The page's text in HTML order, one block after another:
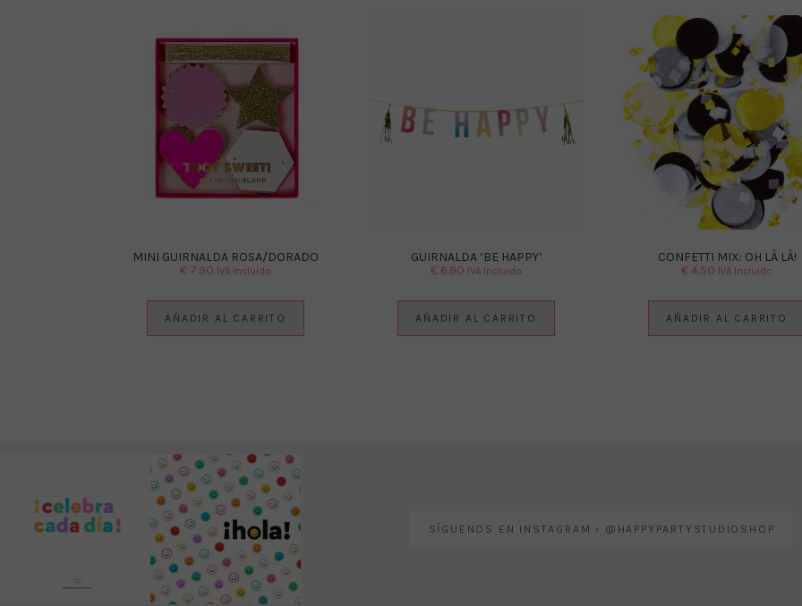
MINI GUIRNALDA ROSA/DORADO
€ 7.90 IVA Incluido
AÑADIR AL CARRITO
GUIRNALDA ‘BE HAPPY’
€ 6.90 IVA Incluido
AÑADIR AL CARRITO
CONFETTI MIX: OH LÀ LÀ!
€4.50 IVA Incluido
AÑADIR AL CARRITO
SÍGUENOS EN INSTAGRAM › @HAPPYPARTYSTUDIOSHOP